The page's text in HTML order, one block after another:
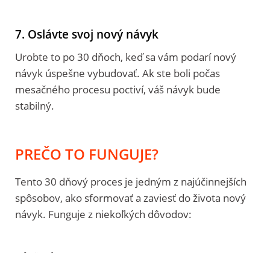
7. Oslávte svoj nový návyk
Urobte to po 30 dňoch, keď sa vám podarí nový
návyk úspešne vybudovať. Ak ste boli počas
mesačného procesu poctiví, váš návyk bude
stabilný.
PREČO TO FUNGUJE?
Tento 30 dňový proces je jedným z najúčinnejších
spôsobov, ako sformovať a zaviesť do života nový
návyk. Funguje z niekoľkých dôvodov: